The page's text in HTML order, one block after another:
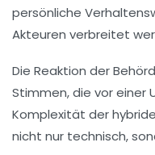
persönliche
Akteuren verbreitet
Die Reaktion der
Stimmen, die vor einer
Komplexität der
nicht nur technisch,